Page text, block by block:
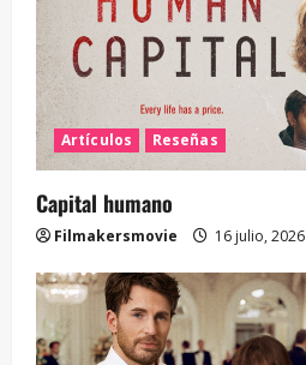
Artículos Reseñas
Capital humano
Filmakersmovie 16 julio, 2026